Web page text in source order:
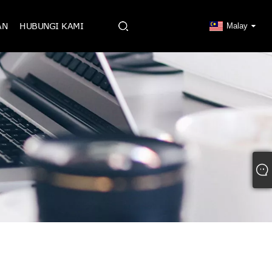
HUBUNGI KAMI Malay